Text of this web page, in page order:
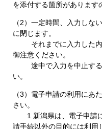
を添付する箇所があります
（2） 一定時間、入力しな
に閉じます。
それまでに入力した内
御注意ください。
途中で入力を中止する
い。
（3）電子申請の利用にあ
さい。
1 新潟県は、電子申請に
請手続以外の目的には利用